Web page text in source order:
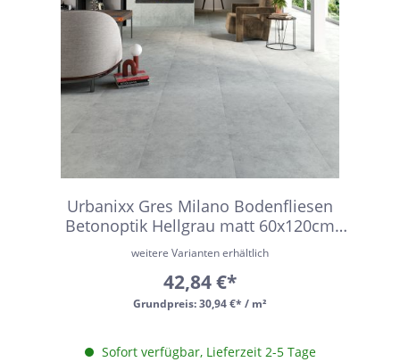
Urbanixx Gres Milano Bodenfliesen
Betonoptik Hellgrau matt 60x120cm
rektifiziert R9
Grundpreis:30,94 €* / m²
weitere Varianten erhältlich
42,84 €*
Sofort verfügbar, Lieferzeit 2-5 Tage